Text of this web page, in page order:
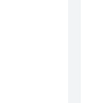
conseille